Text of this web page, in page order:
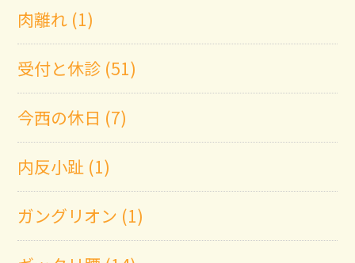
肉離れ (1)
受付と休診 (51)
今西の休日 (7)
内反小趾 (1)
ガングリオン (1)